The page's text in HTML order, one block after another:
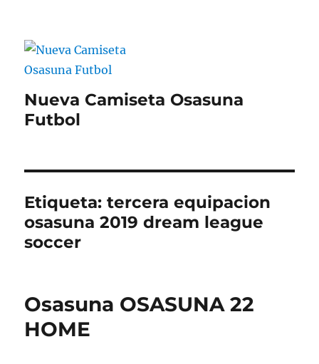
Nueva Camiseta Osasuna
Futbol
Etiqueta:tercera equipacion
osasuna 2019 dream league
soccer
Osasuna OSASUNA 22
HOME